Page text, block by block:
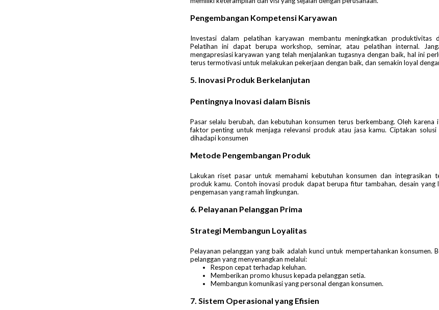
Pengembangan Kompetensi Karyawan
Investasi dalam pelatihan karyawan membantu meningkatkan produktivitas
Pelatihan ini dapat berupa workshop, seminar, atau pelatihan internal​.
mengapresiasi karyawan yang telah menjalankan tugasnya dengan baik, hal ini
terus termotivasi untuk melakukan pekerjaan dengan baik, dan semakin loyal
5. Inovasi Produk Berkelanjutan
Pentingnya Inovasi dalam Bisnis
Pasar selalu berubah, dan kebutuhan konsumen terus berkembang. Oleh karena
faktor penting untuk menjaga relevansi produk atau jasa kamu. Ciptakan solusi
dihadapi konsumen
Metode Pengembangan Produk
Lakukan riset pasar untuk memahami kebutuhan konsumen dan integrasikan
produk kamu. Contoh inovasi produk dapat berupa fitur tambahan, desain yang
pengemasan yang ramah lingkungan.
6. Pelayanan Pelanggan Prima
Strategi Membangun Loyalitas
Pelayanan pelanggan yang baik adalah kunci untuk mempertahankan konsumen.
pelanggan yang menyenangkan melalui:
Respon cepat terhadap keluhan.
Memberikan promo khusus kepada pelanggan setia.
Membangun komunikasi yang personal dengan konsumen.
7. Sistem Operasional yang Efisien